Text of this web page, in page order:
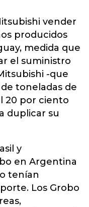
vender
producidos
medida que
el suministro
-que
toneladas de
20 por ciento
duplicar su
y
en Argentina
tenían
Los Grobo